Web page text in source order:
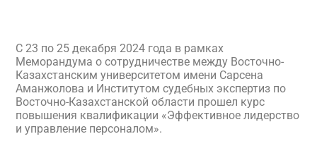
С 23 по 25 декабря 2024 года в рамках
Меморандума о сотрудничестве между Восточно-
Казахстанским университетом имени Сарсена
Аманжолова и Институтом судебных экспертиз по
Восточно-Казахстанской области прошел курс
повышения квалификации «Эффективное лидерство
и управление персоналом».